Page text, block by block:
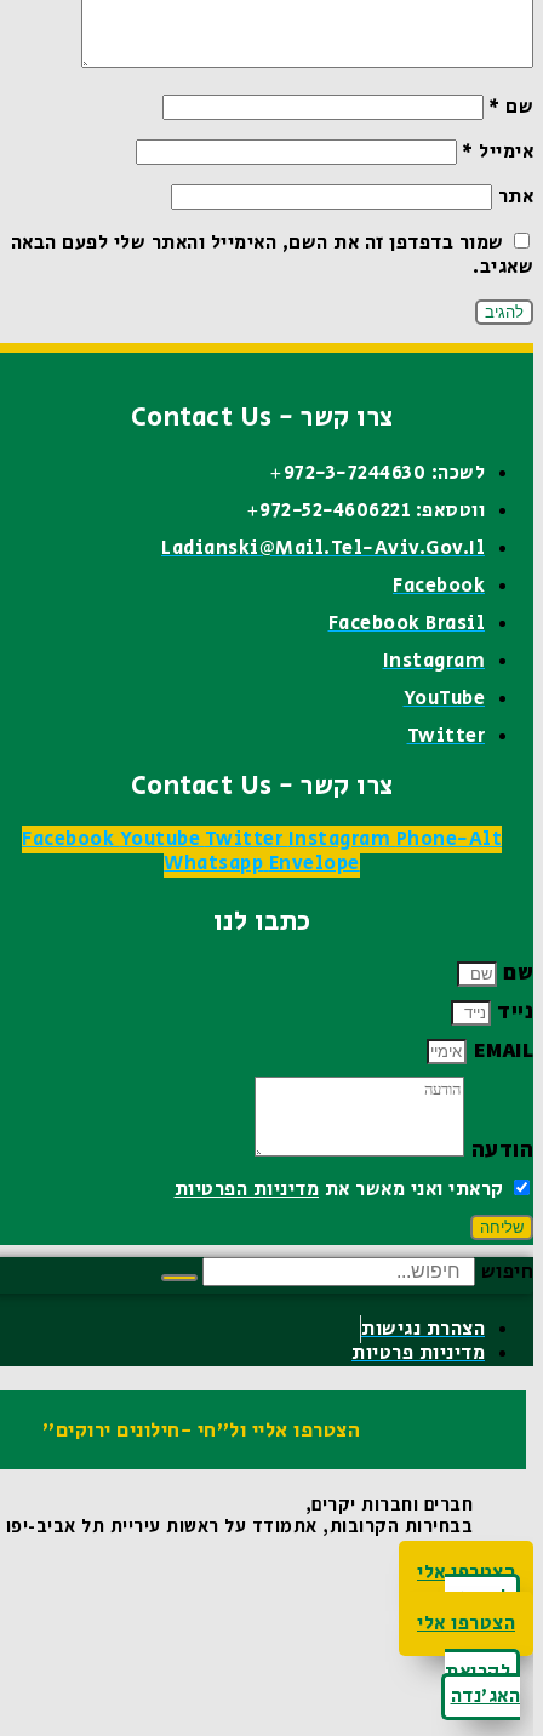
שם*
אימייל*
אתר
שמור בדפדפן זה את השם, האימייל והאתר שלי לפעם הבאה
שאגיב.
צרו קשר - Contact Us
לשכה: 972-3-7244630+
ווטסאפ: 972-52-4606221+
Ladianski@mail.tel-Aviv.gov.il
Facebook
Facebook Brasil
Instagram
YouTube
Twitter
צרו קשר - Contact Us
FacebookYoutubeTwitterInstagramPhone-Alt
WhatsappEnvelope
כתבו לנו
שם
נייד
EMAIL
הודעה
קראתי ואני מאשר אתמדיניות הפרטיות
שליחה
חיפוש
הצהרת נגישות
מדיניות פרטיות
הצטרפו אליי ול"חי -חילונים ירוקים"
חברים וחברות יקרים,
בבחירות הקרובות, אתמודד על ראשות עיריית תל אביב-יפו
הצטרפו אלי
לקריאת
האג'נדה
הצטרפו אלי
לקריאת
האג'נדה